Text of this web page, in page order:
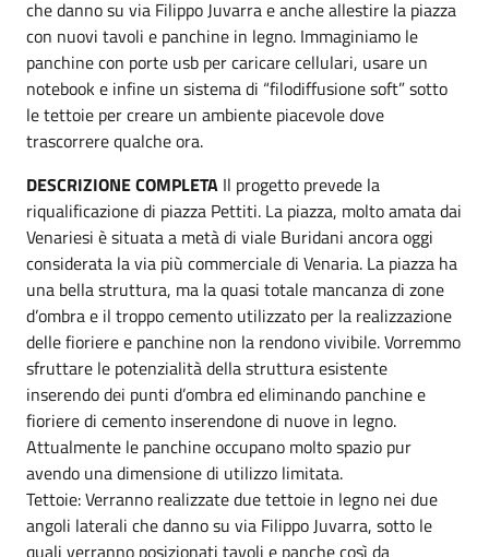
che danno su via Filippo Juvarra e anche allestire la piazza
con nuovi tavoli e panchine in legno. Immaginiamo le
panchine con porte usb per caricare cellulari, usare un
notebook e infine un sistema di “filodiffusione soft” sotto
le tettoie per creare un ambiente piacevole dove
trascorrere qualche ora.
DESCRIZIONE COMPLETA Il progetto prevede la
riqualificazione di piazza Pettiti. La piazza, molto amata dai
Venariesi è situata a metà di viale Buridani ancora oggi
considerata la via più commerciale di Venaria. La piazza ha
una bella struttura, ma la quasi totale mancanza di zone
d’ombra e il troppo cemento utilizzato per la realizzazione
delle fioriere e panchine non la rendono vivibile. Vorremmo
sfruttare le potenzialità della struttura esistente
inserendo dei punti d’ombra ed eliminando panchine e
fioriere di cemento inserendone di nuove in legno.
Attualmente le panchine occupano molto spazio pur
avendo una dimensione di utilizzo limitata.
Tettoie: Verranno realizzate due tettoie in legno nei due
angoli laterali che danno su via Filippo Juvarra, sotto le
quali verranno posizionati tavoli e panche così da